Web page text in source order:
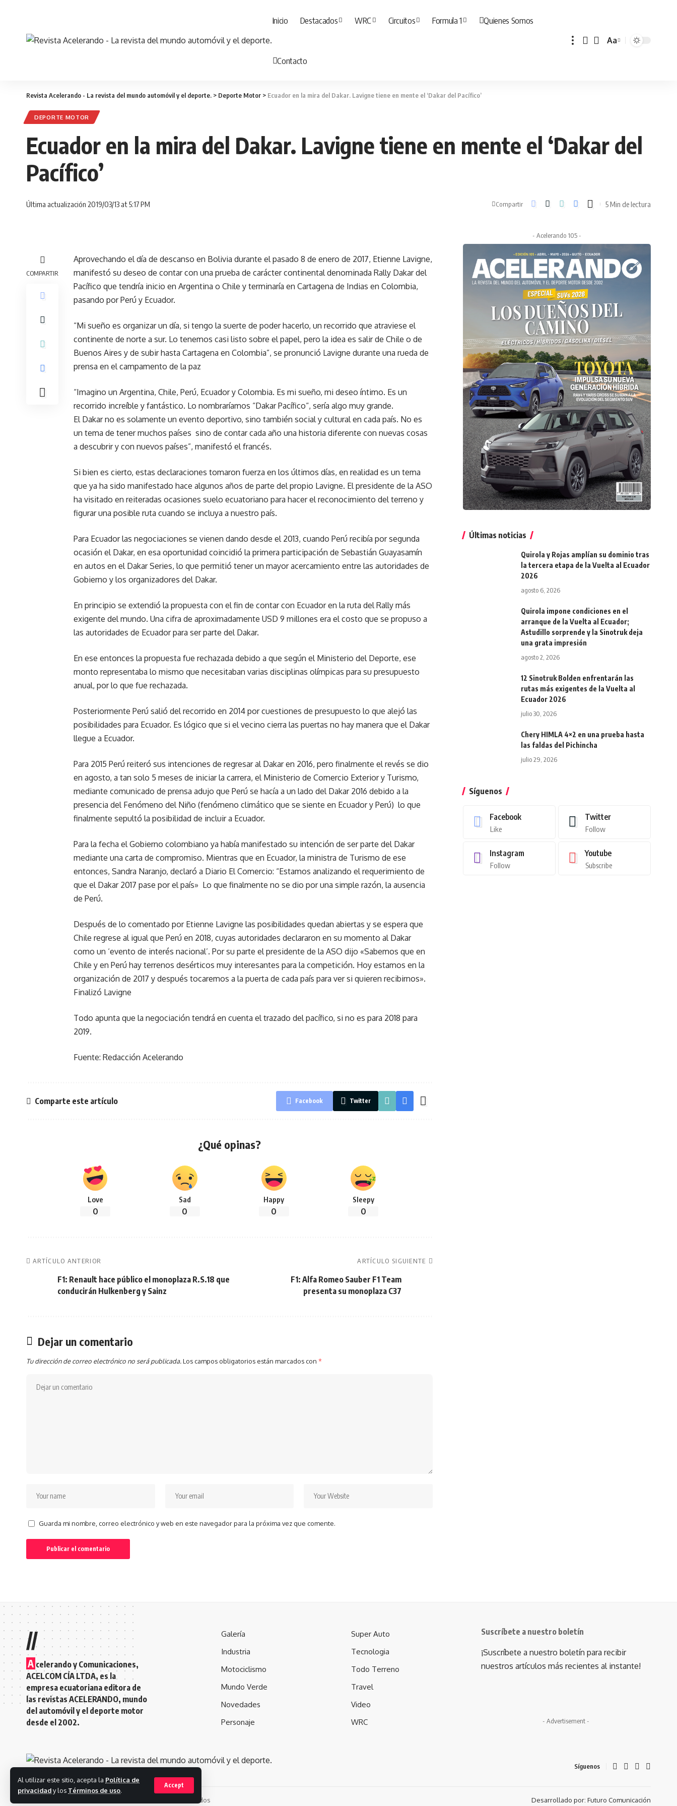
Al utilizar este sitio, acepta la Política de
privacidady los Términos de uso.
Accept
Inicio Destacados WRC Circuitos Formula 1 Quienes Somos
Contacto
Cambiar
Aa
Revista Acelerando - La revista del mundo automóvil y el deporte. > Deporte Motor > Ecuador en la mira del Dakar. Lavigne tiene en mente el ‘Dakar del Pacífico’
DEPORTE MOTOR
Ecuador en la mira del Dakar. Lavigne tiene en mente el ‘Dakar del
Pacífico’
Última actualización 2019/03/13 at 5:17 PM Compartir 5 Min de lectura
COMPARTIR
Aprovechando el día de descanso en Bolivia durante el pasado 8 de enero de 2017, Etienne Lavigne,
manifestó su deseo de contar con una prueba de carácter continental denominada Rally Dakar del
Pacífico que tendría inicio en Argentina o Chile y terminaría en Cartagena de Indias en Colombia,
pasando por Perú y Ecuador.
“Mi sueño es organizar un día, si tengo la suerte de poder hacerlo, un recorrido que atraviese el
continente de norte a sur. Lo tenemos casi listo sobre el papel, pero la idea es salir de Chile o de
Buenos Aires y de subir hasta Cartagena en Colombia”, se pronunció Lavigne durante una rueda de
prensa en el campamento de la paz
“Imagino un Argentina, Chile, Perú, Ecuador y Colombia. Es mi sueño, mi deseo íntimo. Es un
recorrido increíble y fantástico. Lo nombraríamos “Dakar Pacífico“, sería algo muy grande.
El Dakar no es solamente un evento deportivo, sino también social y cultural en cada país. No es
un tema de tener muchos países sino de contar cada año una historia diferente con nuevas cosas
a descubrir y con nuevos países”, manifestó el francés.
Si bien es cierto, estas declaraciones tomaron fuerza en los últimos días, en realidad es un tema
que ya ha sido manifestado hace algunos años de parte del propio Lavigne. El presidente de la ASO
ha visitado en reiteradas ocasiones suelo ecuatoriano para hacer el reconocimiento del terreno y
figurar una posible ruta cuando se incluya a nuestro país.
Para Ecuador las negociaciones se vienen dando desde el 2013, cuando Perú recibía por segunda
ocasión el Dakar, en esa oportunidad coincidió la primera participación de Sebastián Guayasamín
en autos en el Dakar Series, lo que permitió tener un mayor acercamiento entre las autoridades de
Gobierno y los organizadores del Dakar.
En principio se extendió la propuesta con el fin de contar con Ecuador en la ruta del Rally más
exigente del mundo. Una cifra de aproximadamente USD 9 millones era el costo que se propuso a
las autoridades de Ecuador para ser parte del Dakar.
En ese entonces la propuesta fue rechazada debido a que según el Ministerio del Deporte, ese
monto representaba lo mismo que necesitaban varias disciplinas olímpicas para su presupuesto
anual, por lo que fue rechazada.
Posteriormente Perú salió del recorrido en 2014 por cuestiones de presupuesto lo que alejó las
posibilidades para Ecuador. Es lógico que si el vecino cierra las puertas no hay manera que el Dakar
llegue a Ecuador.
Para 2015 Perú reiteró sus intenciones de regresar al Dakar en 2016, pero finalmente el revés se dio
en agosto, a tan solo 5 meses de iniciar la carrera, el Ministerio de Comercio Exterior y Turismo,
mediante comunicado de prensa adujo que Perú se hacía a un lado del Dakar 2016 debido a la
presencia del Fenómeno del Niño (fenómeno climático que se siente en Ecuador y Perú) lo que
finalmente sepultó la posibilidad de incluir a Ecuador.
Para la fecha el Gobierno colombiano ya había manifestado su intención de ser parte del Dakar
mediante una carta de compromiso. Mientras que en Ecuador, la ministra de Turismo de ese
entonces, Sandra Naranjo, declaró a Diario El Comercio: “Estamos analizando el requerimiento de
que el Dakar 2017 pase por el país» Lo que finalmente no se dio por una simple razón, la ausencia
de Perú.
Después de lo comentado por Etienne Lavigne las posibilidades quedan abiertas y se espera que
Chile regrese al igual que Perú en 2018, cuyas autoridades declararon en su momento al Dakar
como un ‘evento de interés nacional’. Por su parte el presidente de la ASO dijo «Sabemos que en
Chile y en Perú hay terrenos desérticos muy interesantes para la competición. Hoy estamos en la
organización de 2017 y después tocaremos a la puerta de cada país para ver si quieren recibirnos».
Finalizó Lavigne
Todo apunta que la negociación tendrá en cuenta el trazado del pacífico, si no es para 2018 para
2019.
Fuente: Redacción Acelerando
Comparte este artículo Facebook Twitter
¿Qué opinas?
Love
0
Sad
0
Happy
0
Sleepy
0
ARTÍCULO ANTERIOR
F1: Renault hace público el monoplaza R.S.18 que
conducirán Hulkenberg y Sainz
ARTÍCULO SIGUIENTE
F1: Alfa Romeo Sauber F1 Team
presenta su monoplaza C37
Dejar un comentario
Tu dirección de correo electrónico no será publicada.Los campos obligatorios están marcados con *
Guarda mi nombre, correo electrónico y web en este navegador para la próxima vez que comente.
- Acelerando 105 -
Últimas noticias
Quirola y Rojas amplían su dominio tras
la tercera etapa de la Vuelta al Ecuador
2026
agosto 6, 2026
Quirola impone condiciones en el
arranque de la Vuelta al Ecuador;
Astudillo sorprende y la Sinotruk deja
una grata impresión
agosto 2, 2026
12 Sinotruk Bolden enfrentarán las
rutas más exigentes de la Vuelta al
Ecuador 2026
julio 30, 2026
Chery HIMLA 4×2 en una prueba hasta
las faldas del Pichincha
julio 29, 2026
Síguenos
Facebook
Like
Twitter
Follow
Instagram
Follow
Youtube
Subscribe
//
A celerando y Comunicaciones,
ACELCOM CÍA LTDA, es la
empresa ecuatoriana editora de
las revistas ACELERANDO, mundo
del automóvil y el deporte motor
desde el 2002.
Galería
Industria
Motociclismo
Mundo Verde
Novedades
Personaje
Super Auto
Tecnologia
Todo Terreno
Travel
Video
WRC
Suscríbete a nuestro boletín
¡Suscríbete a nuestro boletín para recibir
nuestros artículos más recientes al instante!
- Advertisement -
Síguenos
© 2023. Revista Acelerando, Todos los derechos reservados Desarrollado por: Futuro Comunicación